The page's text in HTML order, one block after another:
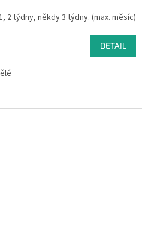
2 týdny, někdy 3 týdny. (max. měsíc)
DETAIL